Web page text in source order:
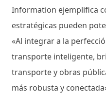
Information ejemplifica
estratégicas pueden
«Al integrar a la
transporte inteligente,
transporte y obras
más robusta y